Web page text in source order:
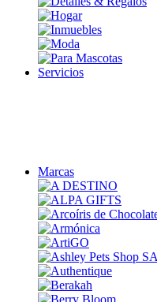
Servicios
Marcas